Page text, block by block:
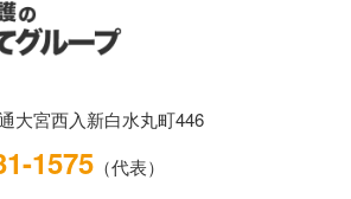
大宮西入新白水丸町446
1575 （代表）